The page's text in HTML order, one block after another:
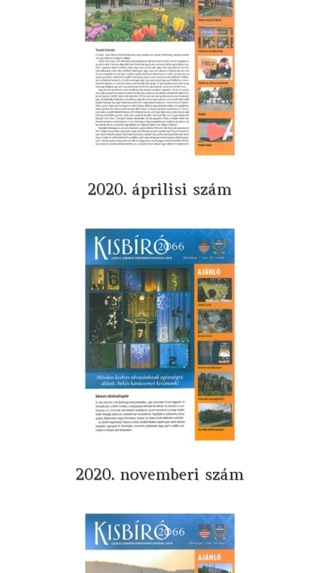
2020. áprilisi szám
2020. novemberi szám